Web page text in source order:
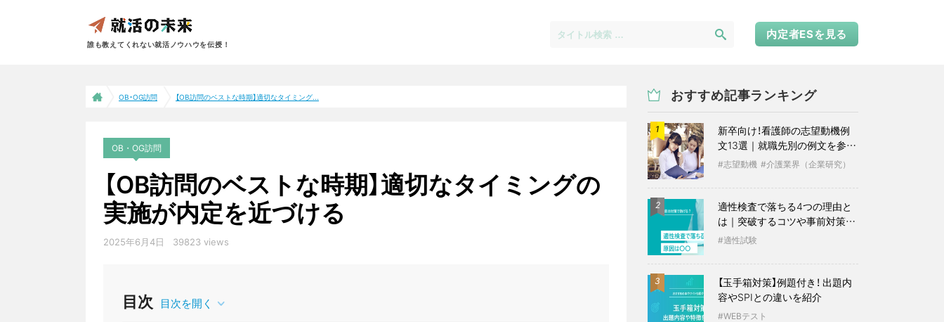
誰も教えてくれない就活ノウハウを伝授！
内定者ESを見る
OB・OG訪問 【OB訪問のベストな時期】適切なタイミング...
OB・OG訪問
【OB訪問のベストな時期】適切なタイミングの
実施が内定を近づける
2025年6月4日 39823 views
目次 目次を開く
おすすめ記事ランキング
1
新卒向け！看護師の志望動機例
文13選｜就職先別の例文を参考
に志望動機 介護業界（企業研究）
2
適性検査で落ちる4つの理由と
は｜突破するコツや事前対策も
紹介
適性試験
3
【玉手箱対策】例題付き！ 出題内
容やSPIとの違いを紹介
WEBテスト